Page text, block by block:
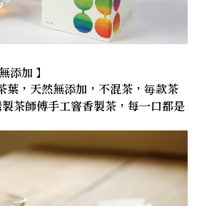
添加 】
葉，天然無添加，不混茶，毎款茶
茶師傅手工窨香製茶，每一口都是